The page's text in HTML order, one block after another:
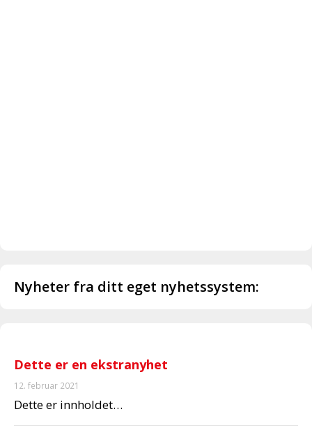
Nyheter fra ditt eget nyhetssystem:
Dette er en ekstranyhet
12. februar 2021
Dette er innholdet…